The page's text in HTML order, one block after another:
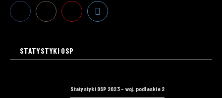
STATYSTYKI OSP
Statystyki OSP 2023 – woj. podlaskie 2